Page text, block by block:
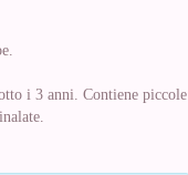
i 3 anni. Contiene piccole